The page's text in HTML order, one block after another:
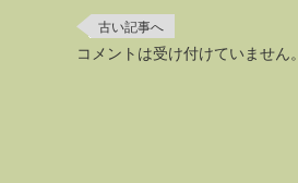
古い記事へ
コメントは受け付けていません。